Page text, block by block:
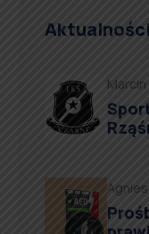
Aktualności